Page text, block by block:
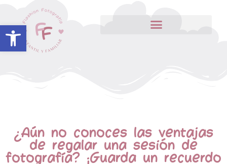
Abrir barra de herramientas
¿Aún no conoces las ventajas
de regalar una sesión de
fotografía? ¡Guarda un recuerdo